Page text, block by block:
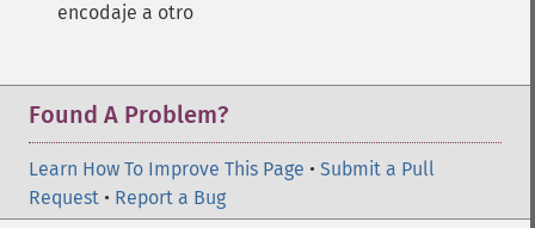
encodaje a otro
Found A Problem?
Learn How To Improve This Page • Submit a Pull
Request • Report a Bug